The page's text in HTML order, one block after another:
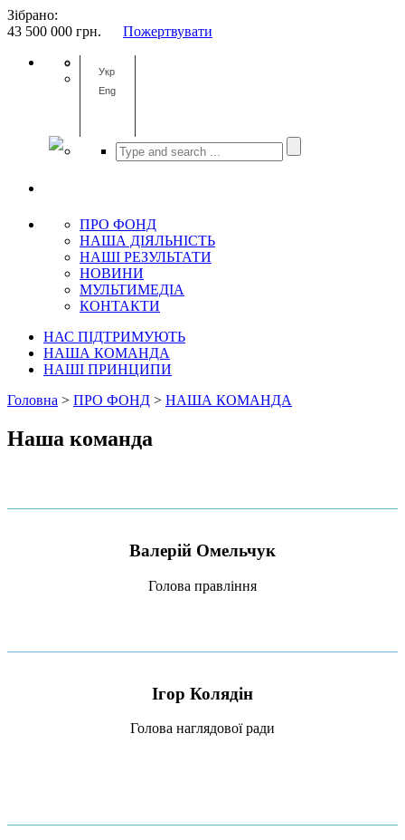
Зібрано:
43 500 000 грн. Пожертвувати
Укр
Eng
ПРО ФОНД
НАША ДІЯЛЬНІСТЬ
НАШІ РЕЗУЛЬТАТИ
НОВИНИ
МУЛЬТИМЕДІА
КОНТАКТИ
НАС ПІДТРИМУЮТЬ
НАША КОМАНДА
НАШІ ПРИНЦИПИ
Головна > ПРО ФОНД > НАША КОМАНДА
Наша команда
Валерій Омельчук
Голова правління
Ігор Колядін
Голова наглядової ради